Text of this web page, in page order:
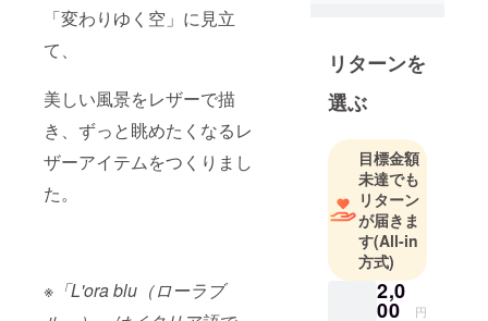
「変わりゆく空」に見立
て、
美しい風景をレザーで描
き、ずっと眺めたくなるレ
ザーアイテムをつくりまし
た。
※「L'ora blu（ローラブ
ZOZOTOWN
・SHOPLIST
などでラン
キング常連
の人気ブラ
ンドに育て
上げ、2020
年事業譲
渡。同年、
釣り人向け
アパレルブ
リターンを
選ぶ
目標金額
未達でも
リターン
が届きま
す(All-in
方式)
2,0
00 円